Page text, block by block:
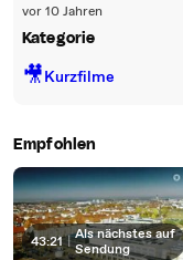
vor 10 Jahren
Kategorie
🎥Kurzfilme
Empfohlen
43:21 | Als nächstes auf
Sendung